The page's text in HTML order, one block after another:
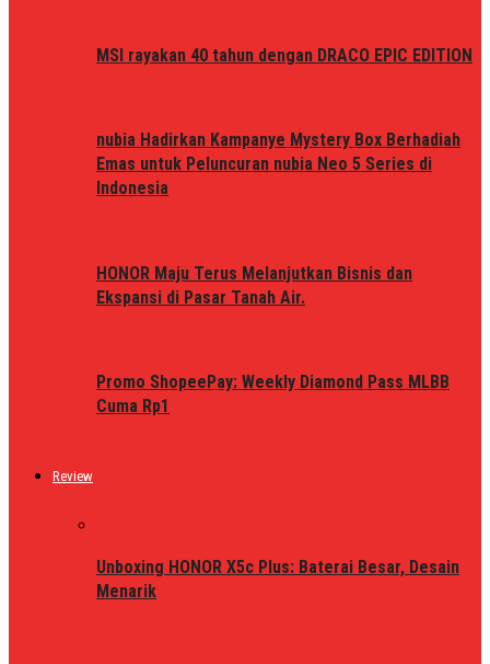
MSI rayakan 40 tahun dengan DRACO EPIC EDITION
nubia Hadirkan Kampanye Mystery Box Berhadiah
Emas untuk Peluncuran nubia Neo 5 Series di
Indonesia
HONOR Maju Terus Melanjutkan Bisnis dan
Ekspansi di Pasar Tanah Air.
Promo ShopeePay: Weekly Diamond Pass MLBB
Cuma Rp1
Review
Unboxing HONOR X5c Plus: Baterai Besar, Desain
Menarik